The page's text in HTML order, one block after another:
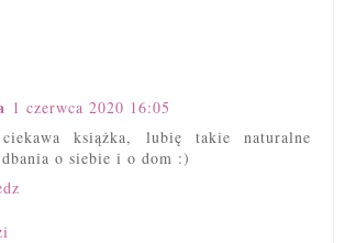
1 czerwca 2020 16:05
książka, lubię takie naturalne
dbania o siebie i o dom :)